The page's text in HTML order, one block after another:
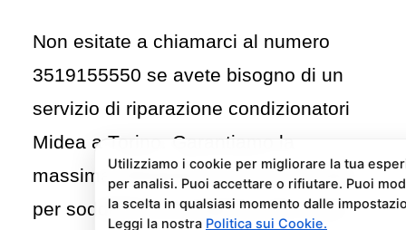
Non esitate a chiamarci al numero
3519155550 se avete bisogno di un
servizio di riparazione condizionatori
Midea a Torino. Garantiamo la
massima affidabilità e professionalità
per soddisfare le esigenze dei nostri